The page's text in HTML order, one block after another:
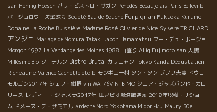
san Hennig Hoesch パリ・ビストロ・サガン Penedès Beeaujolais Paris Belleville
ボージョロワーズ試飲会 Societé Eau de Souche Perpignan Fukuoka Kurume
Domaine La Roche Buissière Madame Rosé Olivier de Nice Sylvere TRICHARD
アンジェ Mariage de Nomura Takaki Japon Hamamatsu フー・デュ・ボージョ
Morgon 1997 La Vendange des Moines 1988 山登り Alliq Fujimoto san 大鵬
Millésime Bio ソーテルン Bistro Brutal カリニャン Tokyo Kanda Dégustation
Richeaume Valence Cachette etoilé モンギュー村 タン・タン ブノワ夫妻 ドウロ
モルゴン2017年 シェフ・紺野 vin WA 76VIN ＢＭО シニア・ジャズバンド・カロ
リーヌ レディー・シャスラ2017年 世界ビオ栽培醸造家 2018年収穫・リショー
ム ドメーヌ・デ・ザミエル Ardeche Nord Yokohama Midori-ku Maury 50e